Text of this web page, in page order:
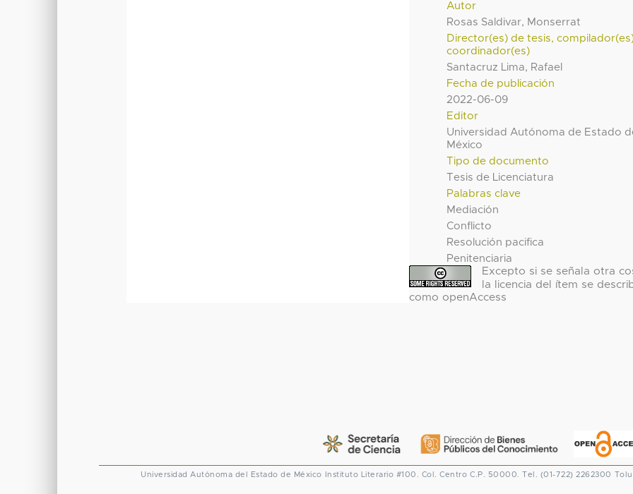
Autor
Rosas Saldivar, Monserrat
Director(es) de tesis,
coordinador(es)
Santacruz Lima, Rafael
Fecha de publicación
2022-06-09
Editor
Universidad Autónoma de Estado
México
Tipo de documento
Tesis de Licenciatura
Palabras clave
Mediación
Conflicto
Resolución pacifica
Penitenciaria
Excepto si se señala otra
la licencia del ítem se
como openAccess
Universidad Autónoma del Estado de México Instituto Literario #100. Col. Centro C.P. 50000. Tel. (01-722) 2262300